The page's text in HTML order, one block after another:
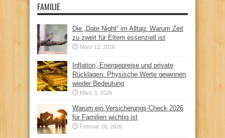
FAMILIE
Die „Date Night“ im Alltag: Warum Zeit
zu zweit für Eltern essenziell ist
März 12, 2026
Inflation, Energiepreise und private
Rücklagen: Physische Werte gewinnen
wieder Bedeutung
März 3, 2026
Warum ein Versicherungs-Check 2026
für Familien wichtig ist
Februar 26, 2026